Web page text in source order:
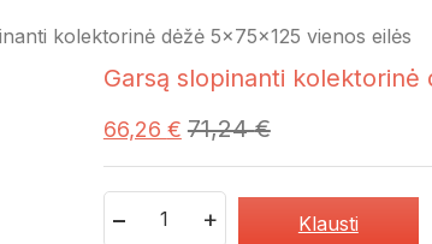
kolektorinė dėžė 5x75x125 vienos eilės
Garsą slopinanti
66,26 € 71,24€
Klausti